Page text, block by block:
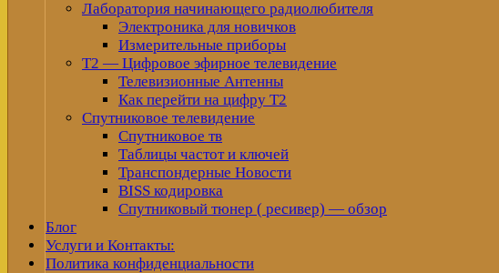
Лаборатория начинающего радиолюбителя
Электроника для новичков
Измерительные приборы
Т2 — Цифровое эфирное телевидение
Телевизионные Антенны
Как перейти на цифру Т2
Спутниковое телевидение
Спутниковое тв
Таблицы частот и ключей
Транспондерные Новости
BISS кодировка
Спутниковый тюнер ( ресивер) — обзор
Блог
Услуги и Контакты:
Политика конфиденциальности